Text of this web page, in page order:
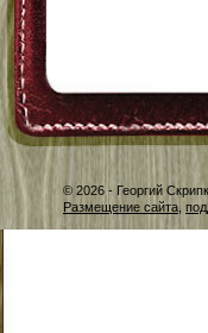
© 2026 - Георгий
Размещение сайта,